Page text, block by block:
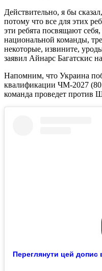
Действительно, я бы
потому что все для этих
эти ребята посвящают
национальной команды,
некоторые, извините,
заявил Айнарс Багатскис на
Напомним, что Украина
квалификации ЧМ-2027
команда проведет против
Переглянути цей допис